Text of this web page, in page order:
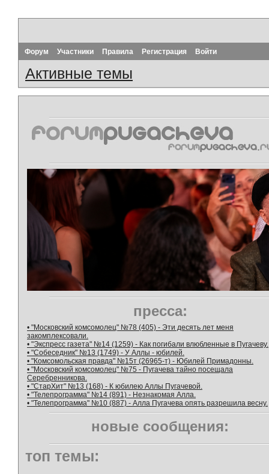
Форум Участники Правила Регистрация Войти
Активные темы
пресса:
• "Московский комсомолец" №78 (405) - Эти десять лет меня
закомплексовали.
• "Экспресс газета" №14 (1259) - Как погибали влюбленные в Пугачеву.
• "Собеседник" №13 (1749) - У Аллы - юбилей.
• "Комсомольская правда" №15т (26965-т) - Юбилей Примадонны.
• "Московский комсомолец" №75 - Пугачева тайно посещала
Серебренникова.
• "СтарХит" №13 (168) - К юбилею Аллы Пугачевой.
• "Телепрограмма" №14 (891) - Незнакомая Алла.
• "Телепрограмма" №10 (887) - Алла Пугачева опять разрешила весну.
новые сообщения:
топ темы: